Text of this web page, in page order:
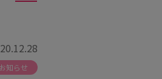
お知らせ